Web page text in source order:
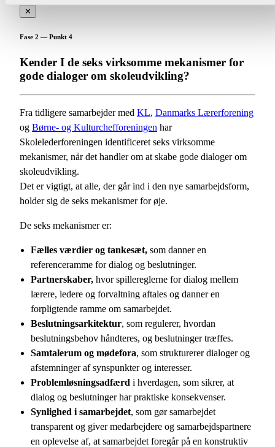
✕
Fase 2 — Punkt 4
Kender I de seks virksomme mekanismer for
gode dialoger om skoleudvikling?
Fra tidligere samarbejder med KL, Danmarks Lærerforening
og Børne- og Kulturchefforeningen har
Skolelederforeningen identificeret seks virksomme
mekanismer, når det handler om at skabe gode dialoger om
skoleudvikling.
Det er vigtigt, at alle, der går ind i den nye samarbejdsform,
holder sig de seks mekanismer for øje.
De seks mekanismer er:
Fælles værdier og tankesæt, som danner en
referenceramme for dialog og beslutninger.
Partnerskaber, hvor spillereglerne for dialog mellem
lærere, ledere og forvaltning aftales og danner en
forpligtende ramme om samarbejdet.
Beslutningsarkitektur, som regulerer, hvordan
beslutningsbehov håndteres, og beslutninger træffes.
Samtalerum og mødefora, som strukturerer dialoger og
afstemninger af synspunkter og interesser.
Problemløsningsadfærd i hverdagen, som sikrer, at
dialog og beslutninger har praktiske konsekvenser.
Synlighed i samarbejdet, som gør samarbejdet
transparent og giver medarbejdere og samarbejdspartnere
en oplevelse af, at samarbejdet foregår på en konstruktiv